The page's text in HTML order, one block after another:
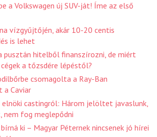
a Volkswagen új SUV-ját! Íme az első
vízgyűjtőjén, akár 10-20 centis
is lehet
pusztán hitelből finanszírozni, de miért
a tőzsdére lépéstől?
csomagolta a Ray-Ban
a Caviar
elnöki castingról: Három jelöltet javaslunk,
nem fog meglepődni
ki – Magyar Péternek nincsenek jó hírei